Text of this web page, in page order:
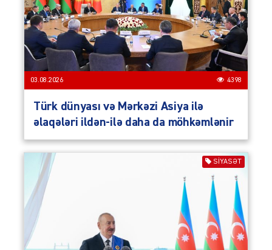
03.08.2026 4398
Türk dünyası və Mərkəzi Asiya ilə
əlaqələri ildən-ilə daha da möhkəmlənir
SIYASƏT